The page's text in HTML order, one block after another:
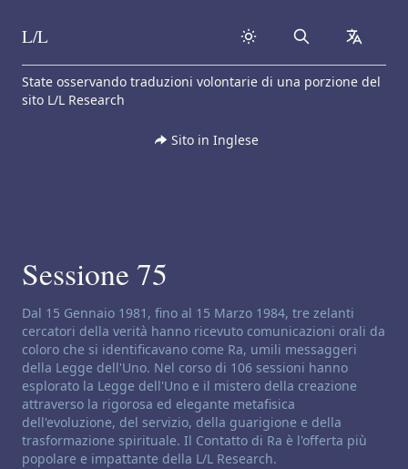
Skip to content
L/L Search
State osservando traduzioni volontarie di una porzione del
sito L/L Research
Sito in Inglese
Sessione 75
Disclaimer di canalizzazione:
Dal 15 Gennaio 1981, fino al 15 Marzo 1984, tre zelanti
cercatori della verità hanno ricevuto comunicazioni orali da
coloro che si identificavano come Ra, umili messaggeri
della Legge dell'Uno. Nel corso di 106 sessioni hanno
esplorato la Legge dell'Uno e il mistero della creazione
attraverso la rigorosa ed elegante metafisica
dell'evoluzione, del servizio, della guarigione e della
trasformazione spirituale. Il Contatto di Ra è l'offerta più
popolare e impattante della L/L Research.